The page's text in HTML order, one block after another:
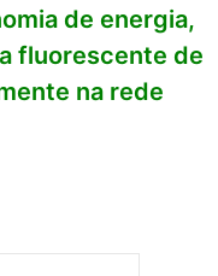
de energia,
fluorescente de
na rede